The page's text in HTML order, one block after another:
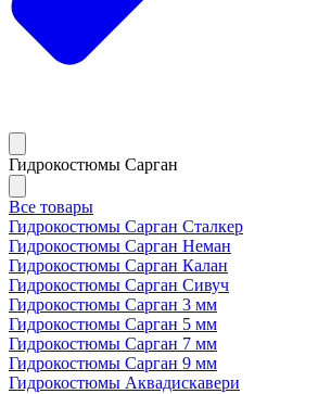
Гидрокостюмы Сарган
Все товары
Гидрокостюмы Сарган Сталкер
Гидрокостюмы Сарган Неман
Гидрокостюмы Сарган Калан
Гидрокостюмы Сарган Сивуч
Гидрокостюмы Сарган 3 мм
Гидрокостюмы Сарган 5 мм
Гидрокостюмы Сарган 7 мм
Гидрокостюмы Сарган 9 мм
Гидрокостюмы Аквадискавери